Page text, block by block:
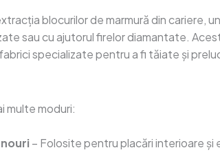
blocurilor de marmură din cariere,
sau cu ajutorul firelor diamantate.
specializate pentru a fi tăiate și
multe moduri:
– Folosite pentru placări interioare și